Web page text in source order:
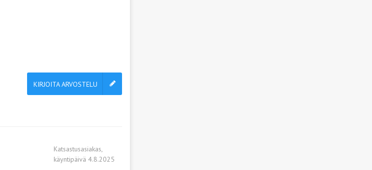
KIRJOITA ARVOSTELU
Katsastusasiakas,
käyntipäivä 4.8.2025